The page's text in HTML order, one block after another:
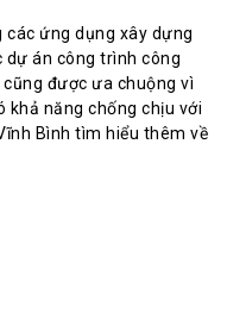
ứng dụng xây dựng
dự án công trình công
được ưa chuộng vì
khả năng chống chịu với
Bình tìm hiểu thêm về